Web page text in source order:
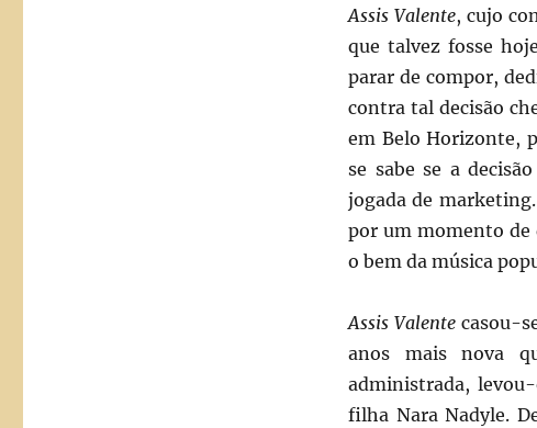
Assis Valente, cujo
que talvez fosse
parar de compor,
contra tal decisão
em Belo Horizonte,
se sabe se a
jogada de
por um momento de
o bem da música
Assis Valentecasou-
anos mais nova
administrada,
filha Nara Nadyle.